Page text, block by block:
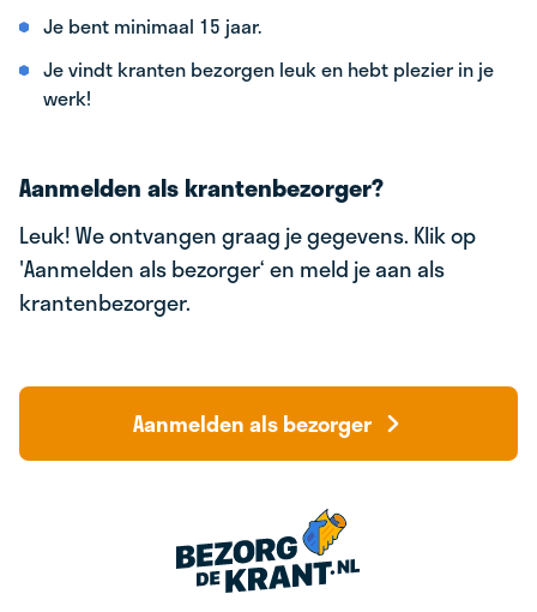
Je bent minimaal 15 jaar.
Je vindt kranten bezorgen leuk en hebt plezier in je
werk!
Aanmelden als krantenbezorger?
Leuk! We ontvangen graag je gegevens. Klik op
'Aanmelden als bezorger‘ en meld je aan als
krantenbezorger.
Aanmelden als bezorger